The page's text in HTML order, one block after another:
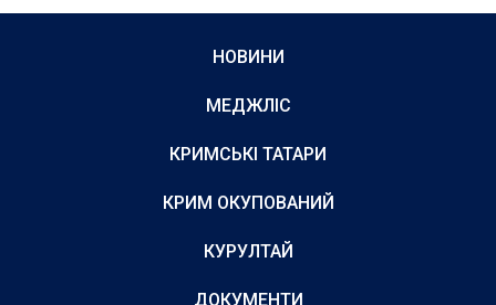
НОВИНИ
МЕДЖЛІС
КРИМСЬКІ ТАТАРИ
КРИМ ОКУПОВАНИЙ
КУРУЛТАЙ
ДОКУМЕНТИ